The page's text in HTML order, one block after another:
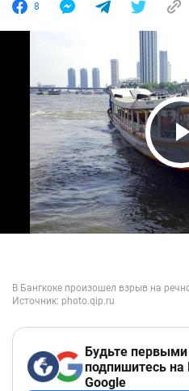
8
Будьте первыми
подпишитесь на
Google